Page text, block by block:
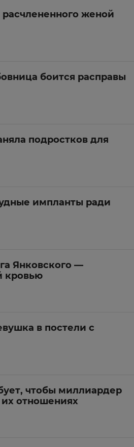
женой
боится расправы
подростков для
импланты ради
Янковского —
кровью
в постели с
чтобы миллиардер
их отношениях